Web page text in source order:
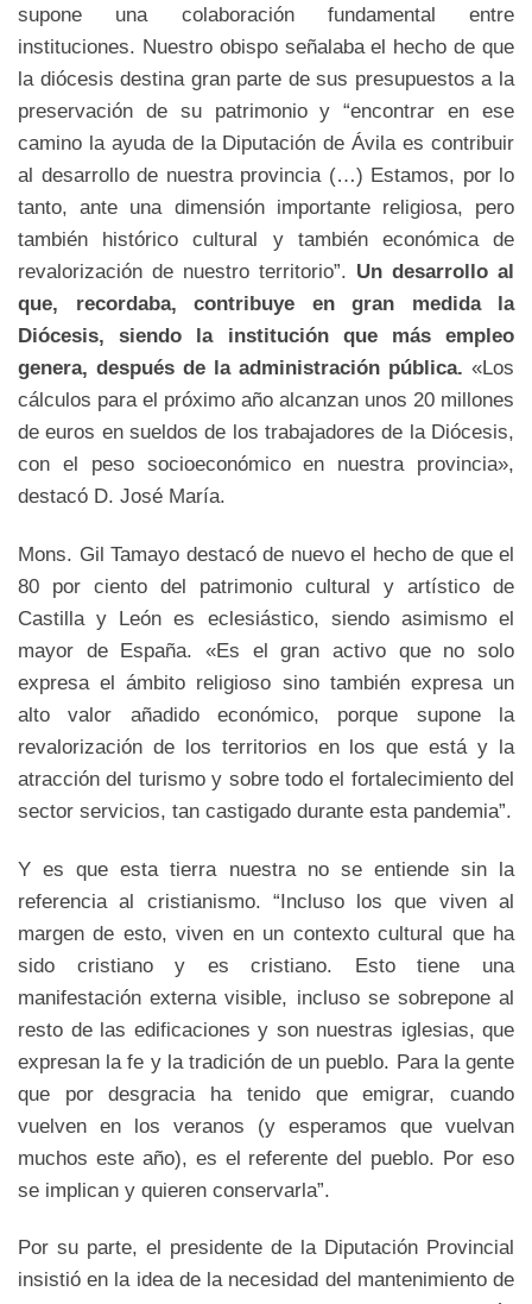
supone una colaboración fundamental entre
instituciones. Nuestro obispo señalaba el hecho de que
la diócesis destina gran parte de sus presupuestos a la
preservación de su patrimonio y “encontrar en ese
camino la ayuda de la Diputación de Ávila es contribuir
al desarrollo de nuestra provincia (…) Estamos, por lo
tanto, ante una dimensión importante religiosa, pero
también histórico cultural y también económica de
revalorización de nuestro territorio”. Un desarrollo al
que, recordaba, contribuye en gran medida la
Diócesis, siendo la institución que más empleo
genera, después de la administración pública. «Los
cálculos para el próximo año alcanzan unos 20 millones
de euros en sueldos de los trabajadores de la Diócesis,
con el peso socioeconómico en nuestra provincia»,
destacó D. José María.
Mons. Gil Tamayo destacó de nuevo el hecho de que el
80 por ciento del patrimonio cultural y artístico de
Castilla y León es eclesiástico, siendo asimismo el
mayor de España. «Es el gran activo que no solo
expresa el ámbito religioso sino también expresa un
alto valor añadido económico, porque supone la
revalorización de los territorios en los que está y la
atracción del turismo y sobre todo el fortalecimiento del
sector servicios, tan castigado durante esta pandemia”.
Y es que esta tierra nuestra no se entiende sin la
referencia al cristianismo. “Incluso los que viven al
margen de esto, viven en un contexto cultural que ha
sido cristiano y es cristiano. Esto tiene una
manifestación externa visible, incluso se sobrepone al
resto de las edificaciones y son nuestras iglesias, que
expresan la fe y la tradición de un pueblo. Para la gente
que por desgracia ha tenido que emigrar, cuando
vuelven en los veranos (y esperamos que vuelvan
muchos este año), es el referente del pueblo. Por eso
se implican y quieren conservarla”.
Por su parte, el presidente de la Diputación Provincial
insistió en la idea de la necesidad del mantenimiento de